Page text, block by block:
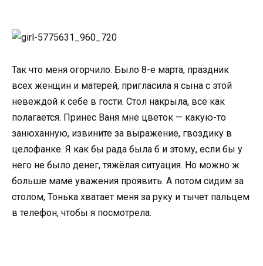
Так что меня огорчило. Было 8-е марта, праздник
всех женщин и матерей, пригласила я сына с этой
невеждой к себе в гости. Стол накрыла, все как
полагается. Принес Ваня мне цветок — какую-то
занюханную, извините за выражение, гвоздику в
целофанке. Я как бы рада была б и этому, если бы у
него не было денег, тяжёлая ситуация. Но можно ж
больше маме уважения проявить. А потом сидим за
столом, Тонька хватает меня за руку и тычет пальцем
в телефон, чтобы я посмотрела.